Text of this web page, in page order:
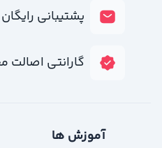
پشتیبانی رایگان
گارانتی اصالت
آموزش ها